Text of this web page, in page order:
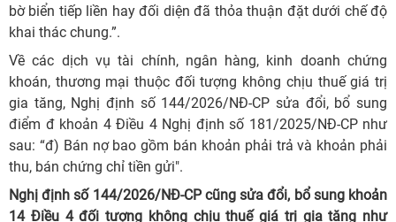
bờ biển tiếp liền hay đối diện đã thỏa thuận đặt dưới chế độ
khai thác chung.”.
Về các dịch vụ tài chính, ngân hàng, kinh doanh chứng
khoán, thương mại thuộc đối tượng không chịu thuế giá trị
gia tăng, Nghị định số 144/2026/NĐ-CP sửa đổi, bổ sung
điểm đ khoản 4 Điều 4 Nghị định số 181/2025/NĐ-CP như
sau: “đ) Bán nợ bao gồm bán khoản phải trả và khoản phải
thu, bán chứng chỉ tiền gửi".
Nghị định số 144/2026/NĐ-CP cũng sửa đổi, bổ sung khoản
14 Điều 4 đối tượng không chịu thuế giá trị gia tăng như